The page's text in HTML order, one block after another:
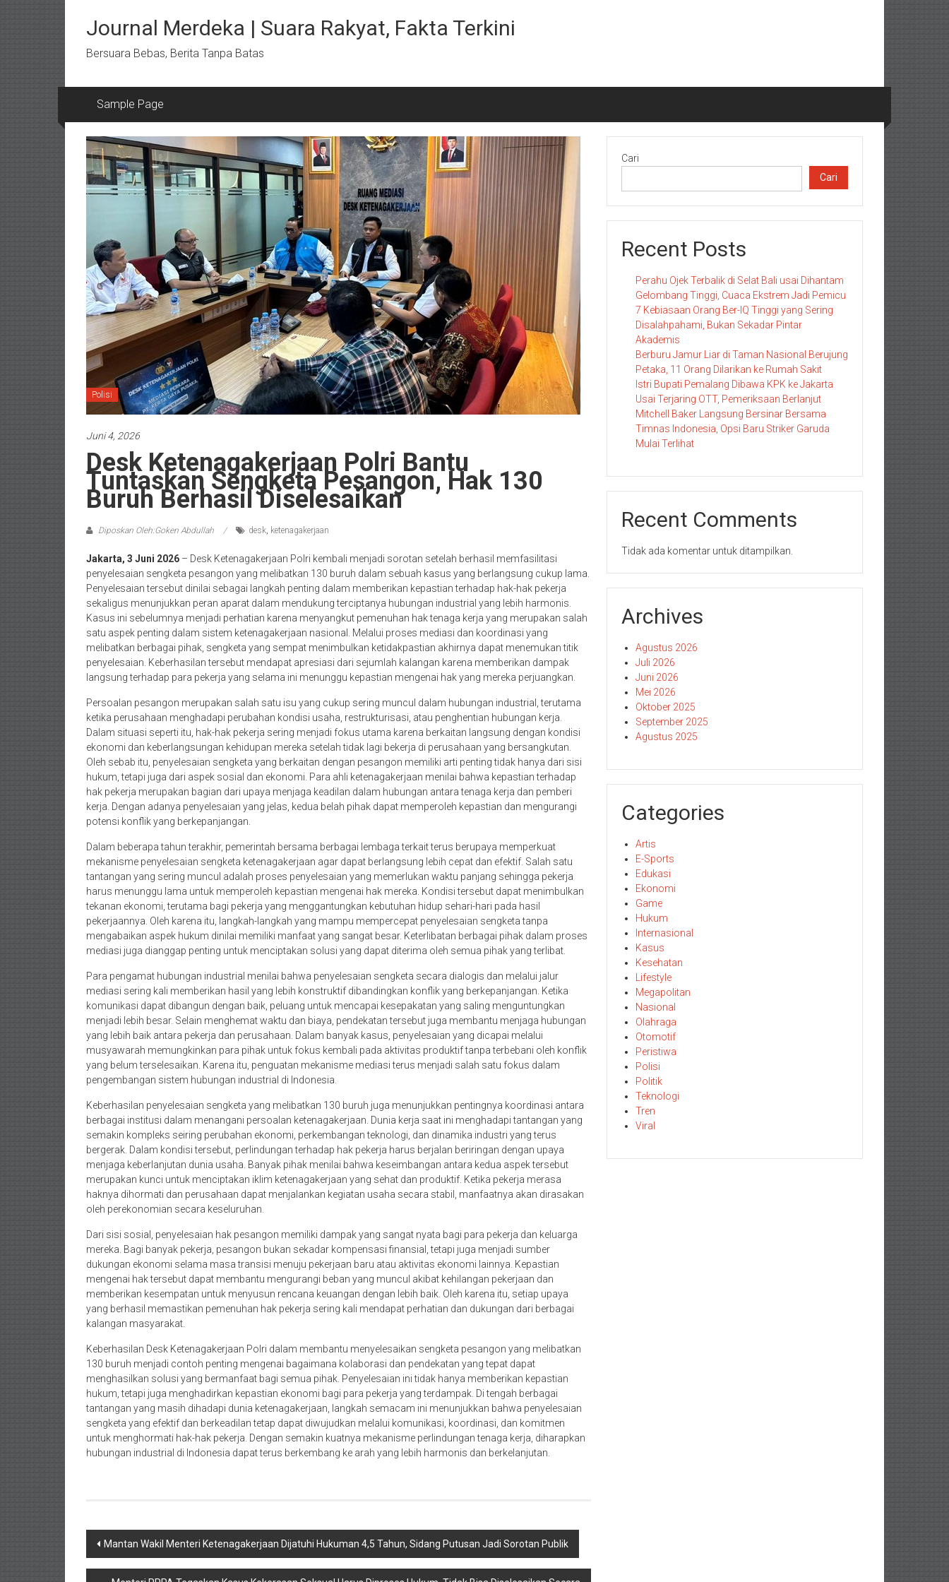
kontenJournal Merdeka | Suara Rakyat, Fakta Terkini
Bersuara Bebas, Berita Tanpa Batas
Sample Page
Polisi
Juni 4, 2026
Desk Ketenagakerjaan Polri Bantu
Tuntaskan Sengketa Pesangon, Hak 130
Buruh Berhasil Diselesaikan
Diposkan Oleh:Goken Abdullah desk, ketenagakerjaan
Jakarta, 3 Juni 2026 – Desk Ketenagakerjaan Polri kembali menjadi sorotan setelah berhasil memfasilitasi
penyelesaian sengketa pesangon yang melibatkan 130 buruh dalam sebuah kasus yang berlangsung cukup lama.
Penyelesaian tersebut dinilai sebagai langkah penting dalam memberikan kepastian terhadap hak-hak pekerja
sekaligus menunjukkan peran aparat dalam mendukung terciptanya hubungan industrial yang lebih harmonis.
Kasus ini sebelumnya menjadi perhatian karena menyangkut pemenuhan hak tenaga kerja yang merupakan salah
satu aspek penting dalam sistem ketenagakerjaan nasional. Melalui proses mediasi dan koordinasi yang
melibatkan berbagai pihak, sengketa yang sempat menimbulkan ketidakpastian akhirnya dapat menemukan titik
penyelesaian. Keberhasilan tersebut mendapat apresiasi dari sejumlah kalangan karena memberikan dampak
langsung terhadap para pekerja yang selama ini menunggu kepastian mengenai hak yang mereka perjuangkan.
Persoalan pesangon merupakan salah satu isu yang cukup sering muncul dalam hubungan industrial, terutama
ketika perusahaan menghadapi perubahan kondisi usaha, restrukturisasi, atau penghentian hubungan kerja.
Dalam situasi seperti itu, hak-hak pekerja sering menjadi fokus utama karena berkaitan langsung dengan kondisi
ekonomi dan keberlangsungan kehidupan mereka setelah tidak lagi bekerja di perusahaan yang bersangkutan.
Oleh sebab itu, penyelesaian sengketa yang berkaitan dengan pesangon memiliki arti penting tidak hanya dari sisi
hukum, tetapi juga dari aspek sosial dan ekonomi. Para ahli ketenagakerjaan menilai bahwa kepastian terhadap
hak pekerja merupakan bagian dari upaya menjaga keadilan dalam hubungan antara tenaga kerja dan pemberi
kerja. Dengan adanya penyelesaian yang jelas, kedua belah pihak dapat memperoleh kepastian dan mengurangi
potensi konflik yang berkepanjangan.
Dalam beberapa tahun terakhir, pemerintah bersama berbagai lembaga terkait terus berupaya memperkuat
mekanisme penyelesaian sengketa ketenagakerjaan agar dapat berlangsung lebih cepat dan efektif. Salah satu
tantangan yang sering muncul adalah proses penyelesaian yang memerlukan waktu panjang sehingga pekerja
harus menunggu lama untuk memperoleh kepastian mengenai hak mereka. Kondisi tersebut dapat menimbulkan
tekanan ekonomi, terutama bagi pekerja yang menggantungkan kebutuhan hidup sehari-hari pada hasil
pekerjaannya. Oleh karena itu, langkah-langkah yang mampu mempercepat penyelesaian sengketa tanpa
mengabaikan aspek hukum dinilai memiliki manfaat yang sangat besar. Keterlibatan berbagai pihak dalam proses
mediasi juga dianggap penting untuk menciptakan solusi yang dapat diterima oleh semua pihak yang terlibat.
Para pengamat hubungan industrial menilai bahwa penyelesaian sengketa secara dialogis dan melalui jalur
mediasi sering kali memberikan hasil yang lebih konstruktif dibandingkan konflik yang berkepanjangan. Ketika
komunikasi dapat dibangun dengan baik, peluang untuk mencapai kesepakatan yang saling menguntungkan
menjadi lebih besar. Selain menghemat waktu dan biaya, pendekatan tersebut juga membantu menjaga hubungan
yang lebih baik antara pekerja dan perusahaan. Dalam banyak kasus, penyelesaian yang dicapai melalui
musyawarah memungkinkan para pihak untuk fokus kembali pada aktivitas produktif tanpa terbebani oleh konflik
yang belum terselesaikan. Karena itu, penguatan mekanisme mediasi terus menjadi salah satu fokus dalam
pengembangan sistem hubungan industrial di Indonesia.
Keberhasilan penyelesaian sengketa yang melibatkan 130 buruh juga menunjukkan pentingnya koordinasi antara
berbagai institusi dalam menangani persoalan ketenagakerjaan. Dunia kerja saat ini menghadapi tantangan yang
semakin kompleks seiring perubahan ekonomi, perkembangan teknologi, dan dinamika industri yang terus
bergerak. Dalam kondisi tersebut, perlindungan terhadap hak pekerja harus berjalan beriringan dengan upaya
menjaga keberlanjutan dunia usaha. Banyak pihak menilai bahwa keseimbangan antara kedua aspek tersebut
merupakan kunci untuk menciptakan iklim ketenagakerjaan yang sehat dan produktif. Ketika pekerja merasa
haknya dihormati dan perusahaan dapat menjalankan kegiatan usaha secara stabil, manfaatnya akan dirasakan
oleh perekonomian secara keseluruhan.
Dari sisi sosial, penyelesaian hak pesangon memiliki dampak yang sangat nyata bagi para pekerja dan keluarga
mereka. Bagi banyak pekerja, pesangon bukan sekadar kompensasi finansial, tetapi juga menjadi sumber
dukungan ekonomi selama masa transisi menuju pekerjaan baru atau aktivitas ekonomi lainnya. Kepastian
mengenai hak tersebut dapat membantu mengurangi beban yang muncul akibat kehilangan pekerjaan dan
memberikan kesempatan untuk menyusun rencana keuangan dengan lebih baik. Oleh karena itu, setiap upaya
yang berhasil memastikan pemenuhan hak pekerja sering kali mendapat perhatian dan dukungan dari berbagai
kalangan masyarakat.
Keberhasilan Desk Ketenagakerjaan Polri dalam membantu menyelesaikan sengketa pesangon yang melibatkan
130 buruh menjadi contoh penting mengenai bagaimana kolaborasi dan pendekatan yang tepat dapat
menghasilkan solusi yang bermanfaat bagi semua pihak. Penyelesaian ini tidak hanya memberikan kepastian
hukum, tetapi juga menghadirkan kepastian ekonomi bagi para pekerja yang terdampak. Di tengah berbagai
tantangan yang masih dihadapi dunia ketenagakerjaan, langkah semacam ini menunjukkan bahwa penyelesaian
sengketa yang efektif dan berkeadilan tetap dapat diwujudkan melalui komunikasi, koordinasi, dan komitmen
untuk menghormati hak-hak pekerja. Dengan semakin kuatnya mekanisme perlindungan tenaga kerja, diharapkan
hubungan industrial di Indonesia dapat terus berkembang ke arah yang lebih harmonis dan berkelanjutan.
Navigasi
pos
Mantan Wakil Menteri Ketenagakerjaan Dijatuhi Hukuman 4,5 Tahun, Sidang Putusan Jadi Sorotan Publik
Cari
Cari
Recent Posts
Perahu Ojek Terbalik di Selat Bali usai Dihantam
Gelombang Tinggi, Cuaca Ekstrem Jadi Pemicu
7 Kebiasaan Orang Ber-IQ Tinggi yang Sering
Disalahpahami, Bukan Sekadar Pintar
Akademis
Berburu Jamur Liar di Taman Nasional Berujung
Petaka, 11 Orang Dilarikan ke Rumah Sakit
Istri Bupati Pemalang Dibawa KPK ke Jakarta
Usai Terjaring OTT, Pemeriksaan Berlanjut
Mitchell Baker Langsung Bersinar Bersama
Timnas Indonesia, Opsi Baru Striker Garuda
Mulai Terlihat
Recent Comments
Tidak ada komentar untuk ditampilkan.
Archives
Agustus 2026
Juli 2026
Juni 2026
Mei 2026
Oktober 2025
September 2025
Agustus 2025
Categories
Artis
E-Sports
Edukasi
Ekonomi
Game
Hukum
Internasional
Kasus
Kesehatan
Lifestyle
Megapolitan
Nasional
Olahraga
Otomotif
Peristiwa
Polisi
Politik
Teknologi
Tren
Viral